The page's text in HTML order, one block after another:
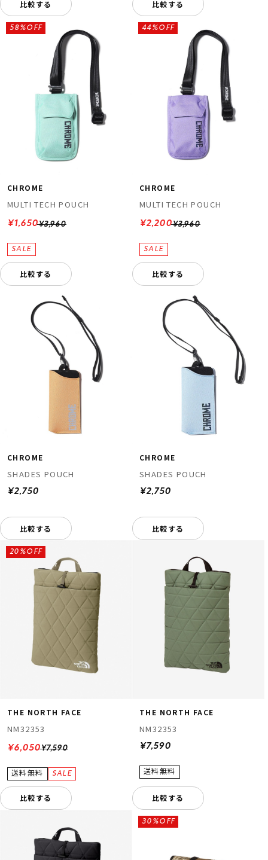
比較する 比較する
CHROME
MULTI TECH POUCH
¥3,960
58%OFF
¥1,650
比較する
CHROME
MULTI TECH POUCH
¥3,960
44%OFF
¥2,200
比較する
CHROME
SHADES POUCH
¥2,750
比較する
CHROME
SHADES POUCH
¥2,750
比較する
THE NORTH FACE
NM32353
¥7,590
20%OFF
¥6,050
比較する
THE NORTH FACE
NM32353
¥7,590
比較する
30%OFF